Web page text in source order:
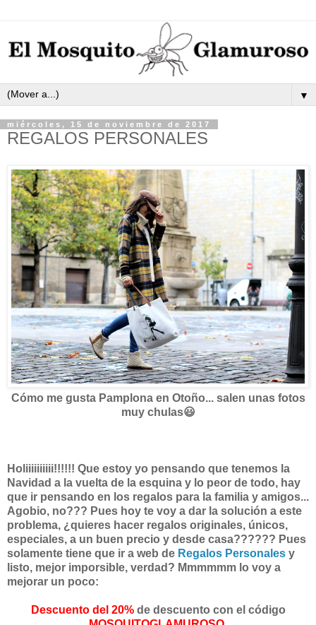
▼
miércoles, 15 de noviembre de 2017
REGALOS PERSONALES
Cómo me gusta Pamplona en Otoño... salen unas fotos
muy chulas😃
Holiiiiiiiiii!!!!!! Que estoy yo pensando que tenemos la
Navidad a la vuelta de la esquina y lo peor de todo, hay
que ir pensando en los regalos para la familia y amigos...
Agobio, no??? Pues hoy te voy a dar la solución a este
problema, ¿quieres hacer regalos originales, únicos,
especiales, a un buen precio y desde casa?????? Pues
solamente tiene que ir a web de Regalos Personales y
listo, mejor imporsible, verdad? Mmmmmm lo voy a
mejorar un poco:
Descuento del 20%de descuento con el código